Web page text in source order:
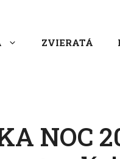
ZVIERATÁ
NOC